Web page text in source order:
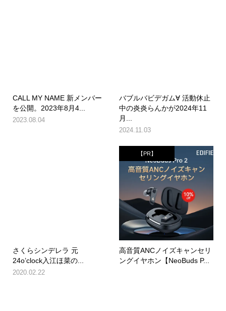
CALL MY NAME 新メンバー
を公開。2023年8月4...
2023.08.04
バブルバビデガム∀ 活動休止
中の炎炎らんかが2024年11
月...
2024.11.03
さくらシンデレラ 元
24o’clock入江ほ菜の...
2020.02.22
【PR】
高音質ANCノイズキャンセリ
ングイヤホン【NeoBuds P...